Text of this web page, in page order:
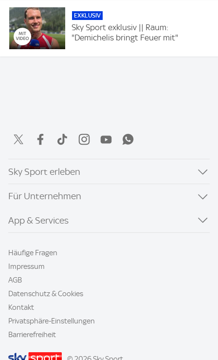
EXKLUSIV
Sky Sport exklusiv || Raum:
"Demichelis bringt Feuer mit"
Sky Sport erleben
Für Unternehmen
App & Services
Häufige Fragen
Impressum
AGB
Datenschutz & Cookies
Kontakt
Privatsphäre-Einstellungen
Barrierefreiheit